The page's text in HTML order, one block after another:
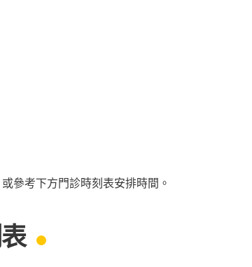
參考下方門診時刻表安排時間。